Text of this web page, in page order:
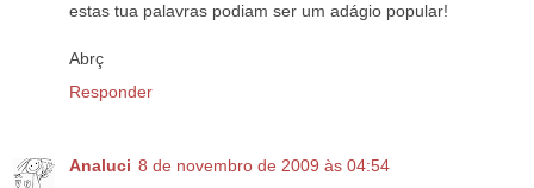
estas tua palavras podiam ser um adágio popular!
Abrç
Responder
Analuci 8 de novembro de 2009 às 04:54